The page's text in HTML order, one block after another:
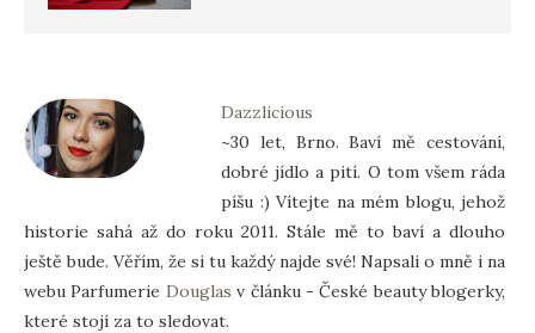
Dazzlicious
~30 let, Brno. Baví mě cestování,
dobré jídlo a pití. O tom všem ráda
píšu :) Vítejte na mém blogu, jehož
historie sahá až do roku 2011. Stále mě to baví a dlouho
ještě bude. Věřím, že si tu každý najde své! Napsali o mně i na
webu Parfumerie Douglas v článku - České beauty blogerky,
které stojí za to sledovat.